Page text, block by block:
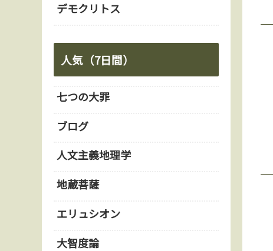
デモクリトス
人気（7日間）
七つの大罪
ブログ
人文主義地理学
地蔵菩薩
エリュシオン
大智度論